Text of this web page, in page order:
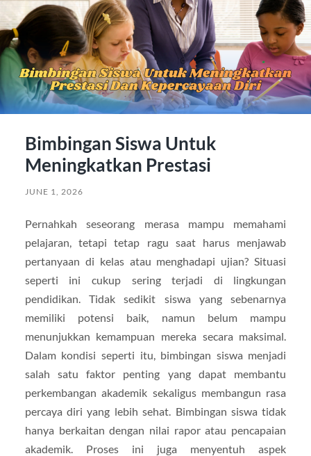
Bimbingan Siswa Untuk
Meningkatkan Prestasi
JUNE 1, 2026
Pernahkah seseorang merasa mampu memahami
pelajaran, tetapi tetap ragu saat harus menjawab
pertanyaan di kelas atau menghadapi ujian? Situasi
seperti ini cukup sering terjadi di lingkungan
pendidikan. Tidak sedikit siswa yang sebenarnya
memiliki potensi baik, namun belum mampu
menunjukkan kemampuan mereka secara maksimal.
Dalam kondisi seperti itu, bimbingan siswa menjadi
salah satu faktor penting yang dapat membantu
perkembangan akademik sekaligus membangun rasa
percaya diri yang lebih sehat. Bimbingan siswa tidak
hanya berkaitan dengan nilai rapor atau pencapaian
akademik. Proses ini juga menyentuh aspek